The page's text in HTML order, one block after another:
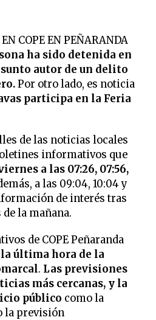
COPE EN PEÑARANDA
ha sido detenida en
autor de un delito
Por otro lado, es noticia
participa en la Feria
de las noticias locales
informativos que
a las 07:26, 07:56,
a las 09:04, 10:04 y
de interés tras
la mañana.
de COPE Peñaranda
la última hora de la
. Las previsiones
más cercanas, y la
público como la
la previsión